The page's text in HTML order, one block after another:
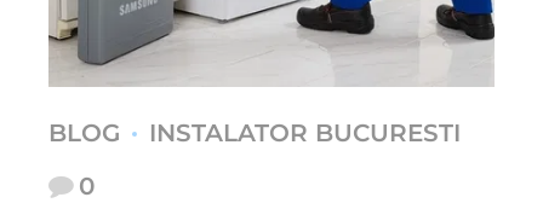
BLOG
INSTALATOR BUCURESTI
0